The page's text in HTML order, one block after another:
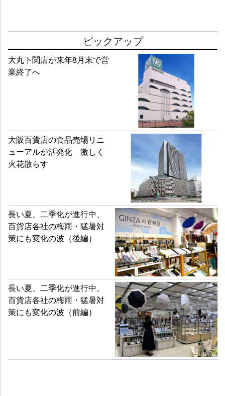
ピックアップ
大丸下関店が来年8月末で営
業終了へ
大阪百貨店の食品売場リニ
ューアルが活発化 激しく
火花散らす
長い夏、二季化が進行中、
百貨店各社の梅雨・猛暑対
策にも変化の波（後編）
長い夏、二季化が進行中、
百貨店各社の梅雨・猛暑対
策にも変化の波（前編）